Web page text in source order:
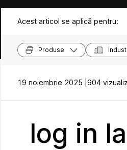
Acest articol se aplică pentru:
Produse
19 noiembrie 2025 | 904
log in